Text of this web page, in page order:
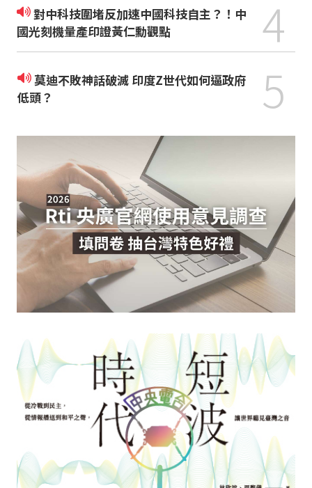
對中科技圍堵反加速中國科技自主？！中
國光刻機量產印證黃仁勳觀點
4
莫迪不敗神話破滅 印度Z世代如何逼政府
低頭？
5